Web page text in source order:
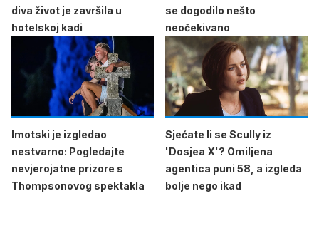
diva život je završila u
hotelskoj kadi
se dogodilo nešto
neočekivano
Imotski je izgledao
nestvarno: Pogledajte
nevjerojatne prizore s
Thompsonovog spektakla
Sjećate li se Scully iz
'Dosjea X'? Omiljena
agentica puni 58, a izgleda
bolje nego ikad